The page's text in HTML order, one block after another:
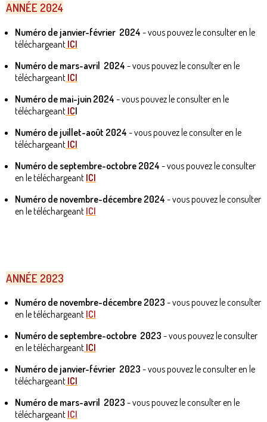
ANNÉE 2024
Numéro de janvier-février 2024 - vous pouvez le consulter en le
téléchargeant ICI
Numéro de mars-avril 2024 - vous pouvez le consulter en le
téléchargeant ICI
Numéro de mai-juin 2024 - vous pouvez le consulter en le
téléchargeant ICI
Numéro de juillet-août 2024 - vous pouvez le consulter en le
téléchargeant ICI
Numéro de septembre-octobre 2024 - vous pouvez le consulter
en le téléchargeant ICI
Numéro de novembre-décembre 2024 - vous pouvez le consulter
en le téléchargeant ICI
ANNÉE 2023
Numéro de novembre-décembre 2023 - vous pouvez le consulter
en le téléchargeant ICI
Numéro de septembre-octobre 2023 - vous pouvez le consulter
en le téléchargeant ICI
Numéro de janvier-février 2023 - vous pouvez le consulter en le
téléchargeant ICI
Numéro de mars-avril 2023 - vous pouvez le consulter en le
téléchargeant ICI